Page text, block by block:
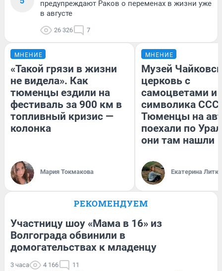
предупреждают Раков о переменах в жизни уже
в августе
26 326 7
МНЕНИЕ
«Такой грязи в жизни
не видела». Как
тюменцы ездили на
фестиваль за 900 км в
топливный кризис —
колонка
Мария Токмакова
МНЕНИЕ
Музей
церковь с
самоцветами и
символика
Тюменцы на
поехали по
они там нашли
Екатерина
РЕКОМЕНДУЕМ
Участницу шоу «Мама в 16» из
Волгограда обвинили в
домогательствах к младенцу
3 часа 4 166 11